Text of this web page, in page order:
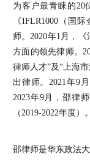
为客户最青睐的20
《IFLR1000（国
师。2020年1月，
方面的领先律师。
律师人才”及“上海
出律师。2021年9
2023年9月，邵律
（2019-2022年度）。
邵律师是华东政法